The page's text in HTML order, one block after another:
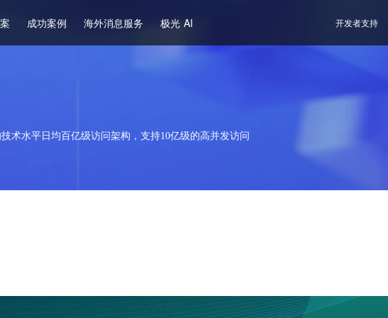
成功案例 海外消息服务 极光 AI 开发者支持
术水平日均百亿级访问架构，支持10亿级的高并发访问